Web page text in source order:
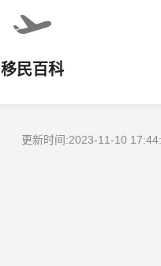
移民百科
更新时间:2023-11-10